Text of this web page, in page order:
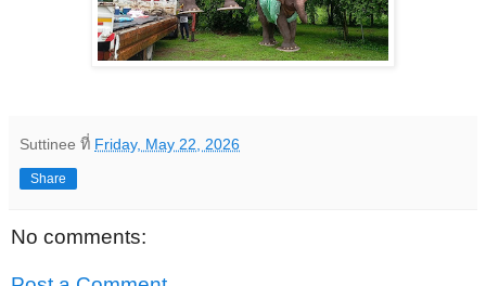
Suttinee ที่ Friday, May 22, 2026
Share
No comments: